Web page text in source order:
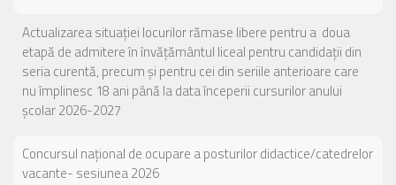
Actualizarea situației locurilor rămase libere pentru a doua
etapă de admitere în învățământul liceal pentru candidații din
seria curentă, precum și pentru cei din seriile anterioare care
nu împlinesc 18 ani până la data începerii cursurilor anului
școlar 2026-2027
Concursul național de ocupare a posturilor didactice/catedrelor
vacante- sesiunea 2026